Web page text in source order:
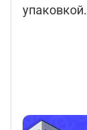
упаковкой.